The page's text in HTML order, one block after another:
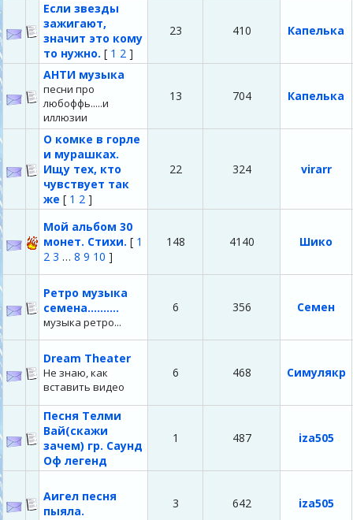
Если звезды
зажигают,
значит это кому
то нужно. [ 1 2 ]
23 410 Капелька
АНТИ музыка
песни про
любоффь.....и
иллюзии
13 704 Капелька
О комке в горле
и мурашках.
Ищу тех, кто
чувствует так
же [ 1 2 ]
22 324 virarr
Мой альбом 30
монет. Стихи. [ 1
2 3 … 8 9 10 ]
148 4140 Шико
Ретро музыка
семена..........
музыка ретро...
6 356 Семен
Dream Theater
Не знаю, как
вставить видео
6 468 Симулякр
Песня Телми
Вай(скажи
зачем) гр. Саунд
Оф легенд
1 487 iza505
Аигел песня
пыяла.
3 642 iza505